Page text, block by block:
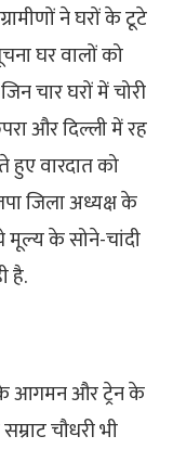
ने घरों के टूटे
घर वालों को
चार घरों में चोरी
और दिल्ली में रह
हुए वारदात को
जिला अध्यक्ष के
के सोने-चांदी
है.
के आगमन और ट्रेन के
चौधरी भी